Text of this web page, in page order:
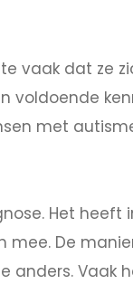
vaak dat ze
voldoende
met
Het
De
anders. Vaak